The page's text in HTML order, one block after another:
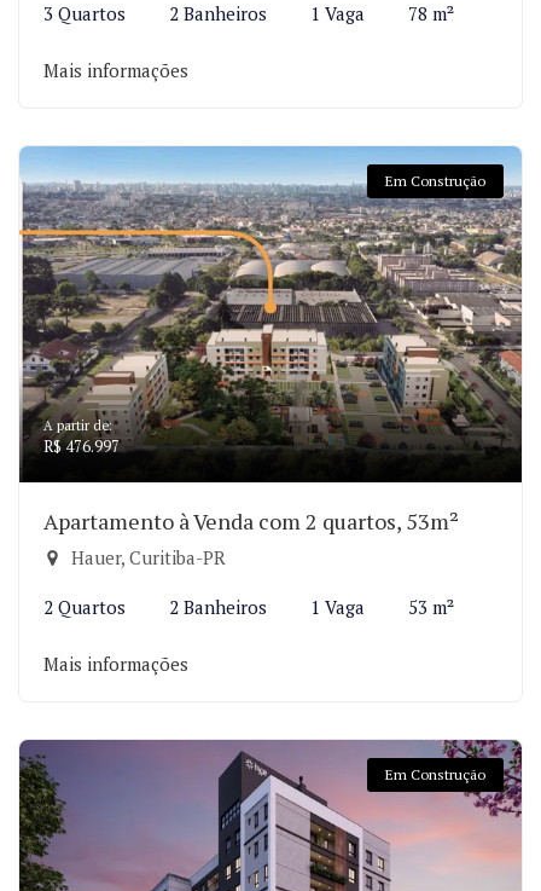
3 Quartos 2 Banheiros 1 Vaga 78 m²
Mais informações
Em Construção
A partir de:
R$ 476.997
Apartamento à Venda com 2 quartos, 53m²
Hauer, Curitiba-PR
2 Quartos 2 Banheiros 1 Vaga 53 m²
Mais informações
Em Construção